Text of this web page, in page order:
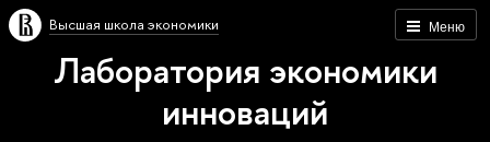
Меню
Высшая школа экономики
Лаборатория экономики
инноваций